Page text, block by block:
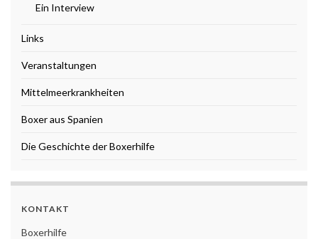
Ein Interview
Links
Veranstaltungen
Mittelmeerkrankheiten
Boxer aus Spanien
Die Geschichte der Boxerhilfe
KONTAKT
Boxerhilfe